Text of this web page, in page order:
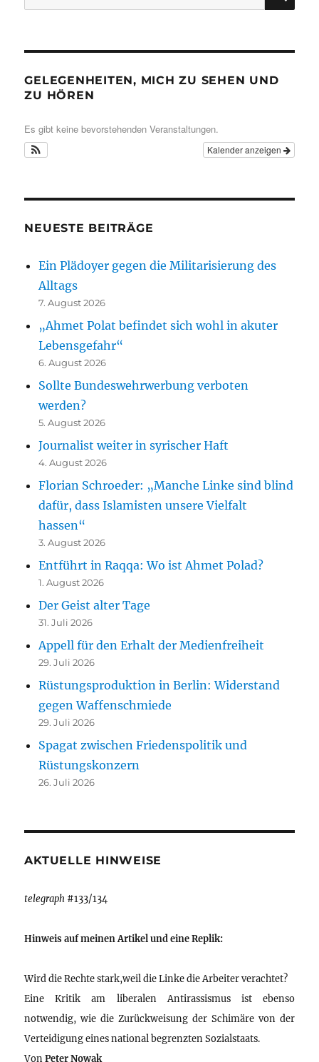
nach:
GELEGENHEITEN, MICH ZU SEHEN UND
ZU HÖREN
Es gibt keine bevorstehenden Veranstaltungen.
Kalender anzeigen
NEUESTE BEITRÄGE
Ein Plädoyer gegen die Militarisierung des
Alltags
7. August 2026
„Ahmet Polat befindet sich wohl in akuter
Lebensgefahr“
6. August 2026
Sollte Bundeswehrwerbung verboten
werden?
5. August 2026
Journalist weiter in syrischer Haft
4. August 2026
Florian Schroeder: „Manche Linke sind blind
dafür, dass Islamisten unsere Vielfalt
hassen“
3. August 2026
Entführt in Raqqa: Wo ist Ahmet Polad?
1. August 2026
Der Geist alter Tage
31. Juli 2026
Appell für den Erhalt der Medienfreiheit
29. Juli 2026
Rüstungsproduktion in Berlin: Widerstand
gegen Waffenschmiede
29. Juli 2026
Spagat zwischen Friedenspolitik und
Rüstungskonzern
26. Juli 2026
AKTUELLE HINWEISE
telegraph #133/134
Hinweis auf meinen Artikel und eine Replik:
Wird die Rechte stark,weil die Linke die Arbeiter verachtet?
Eine Kritik am liberalen Antirassismus ist ebenso
notwendig, wie die Zurückweisung der Schimäre von der
Verteidigung eines national begrenzten Sozialstaats.
VonPeter Nowak